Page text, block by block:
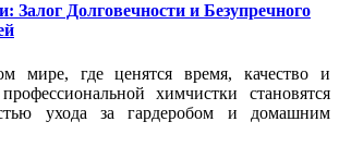
Залог Долговечности и Безупречного
мире, где ценятся время, качество и
химчистки становятся
ухода за гардеробом и домашним